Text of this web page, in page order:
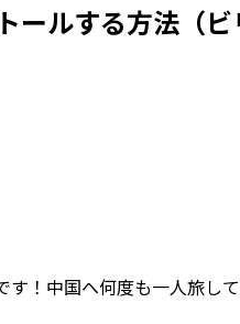
ルする方法（ビ
！中国へ何度も一人旅し